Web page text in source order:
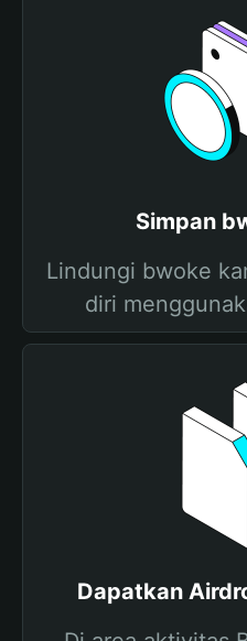
Simpan
Lindungi bwoke
diri
Dapatkan